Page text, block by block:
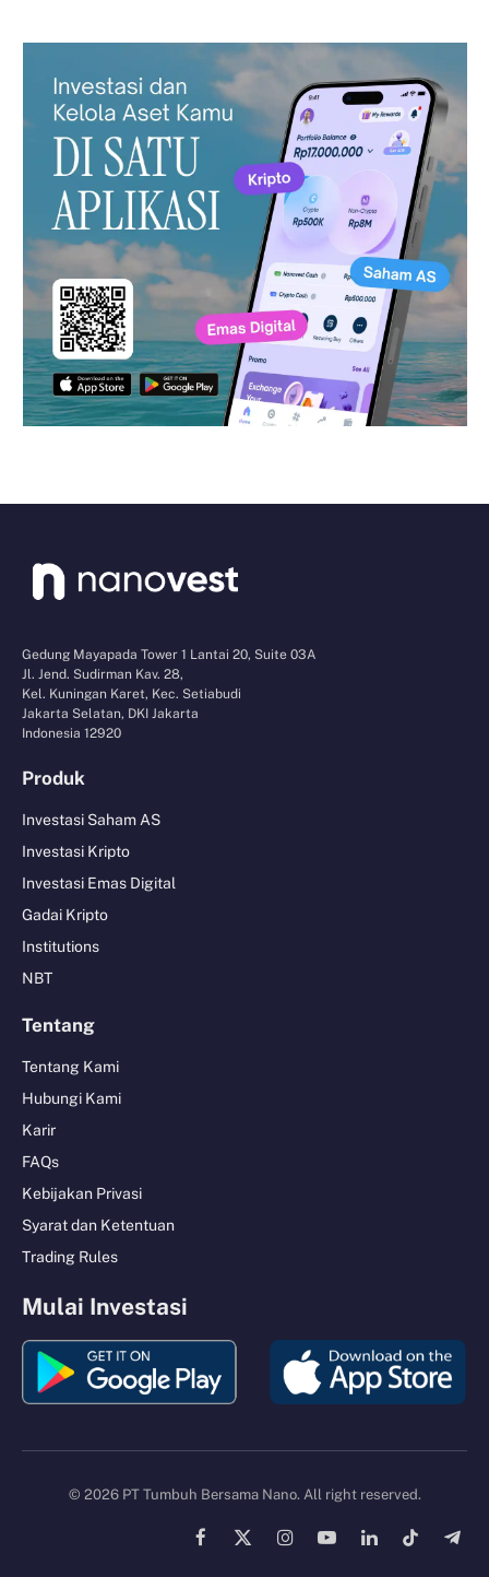
Gedung Mayapada Tower 1 Lantai 20, Suite 03A
Jl. Jend. Sudirman Kav. 28,
Kel. Kuningan Karet, Kec. Setiabudi
Jakarta Selatan, DKI Jakarta
Indonesia 12920
Produk
Investasi Saham AS
Investasi Kripto
Investasi Emas Digital
Gadai Kripto
Institutions
NBT
Tentang
Tentang Kami
Hubungi Kami
Karir
FAQs
Kebijakan Privasi
Syarat dan Ketentuan
Trading Rules
Mulai Investasi
© 2026 PT Tumbuh Bersama Nano. All right reserved.
Facebook
X
InstagramYouTubeLinkedInTikTok